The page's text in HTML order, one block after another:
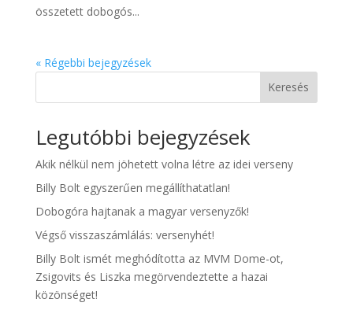
összetett dobogós...
« Régebbi bejegyzések
Keresés
Legutóbbi bejegyzések
Akik nélkül nem jöhetett volna létre az idei verseny
Billy Bolt egyszerűen megállíthatatlan!
Dobogóra hajtanak a magyar versenyzők!
Végső visszaszámlálás: versenyhét!
Billy Bolt ismét meghódította az MVM Dome-ot,
Zsigovits és Liszka megörvendeztette a hazai
közönséget!